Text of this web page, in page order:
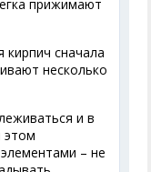
прижимают
сначала
несколько
и в
этом
– не